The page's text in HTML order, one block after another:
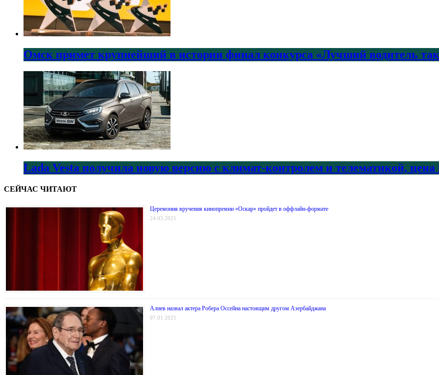
Омск примет крупнейший в истории финал конкурса «Лучший водитель
Lada Vesta получила новую версию с климат-контролем и телематикой, цена
СЕЙЧАС ЧИТАЮТ
Церемония вручения кинопремии «Оскар» пройдет в оффлайн-формате
24.03.2021
Алиев назвал актера Робера Оссейна настоящим другом Азербайджана
07.01.2021